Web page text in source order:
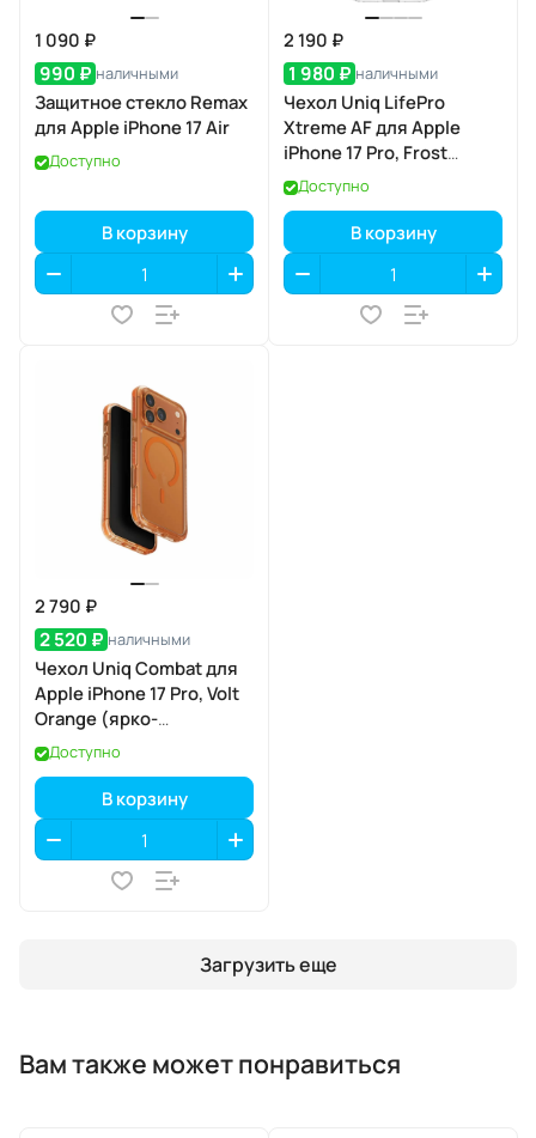
1 090 ₽
990 ₽ наличными
Защитное стекло Remax
для Apple iPhone 17 Air
Доступно
В корзину
2 190 ₽
1 980 ₽ наличными
Чехол Uniq LifePro
Xtreme AF для Apple
iPhone 17 Pro, Frost
Clear/White (матовый
прозрачный/белый),
MagSafe
Доступно
В корзину
2 790 ₽
2 520 ₽ наличными
Чехол Uniq Combat для
Apple iPhone 17 Pro, Volt
Orange (ярко-
оранжевый), MagSafe
Доступно
В корзину
Загрузить еще
Вам также может понравиться